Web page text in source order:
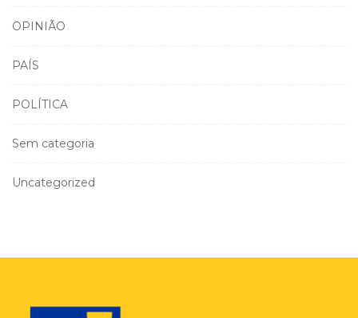
OPINIÃO
PAÍS
POLÍTICA
Sem categoria
Uncategorized